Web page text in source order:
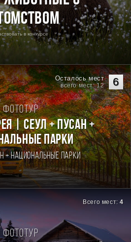
в конкурсе
6
Осталось мест
всего мест: 12
Фототур
| Сеул + Пусан +
парки
+ национальные парки
Всего мест:4
Фототур